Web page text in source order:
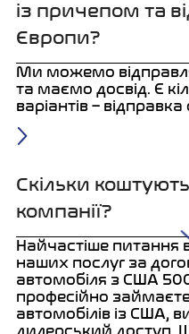
із причепом та
Європи?
Ми можемо
та маємо досвід. Є
варіантів –
Скільки
компанії?
Найчастіше питання
наших послуг за
автомобіля з США
професійно
автомобілів із США,